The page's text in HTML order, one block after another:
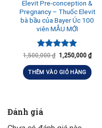
Elevit Pre-conception &
Pregnancy – Thuốc Elevit
bà bầu của Bayer Úc 100
viên MẪU MỚI
Được xếp
hạng5.00
5 sao
1,500,000₫ 1,250,000 ₫
THÊM VÀO GIỎ HÀNG
Đánh giá